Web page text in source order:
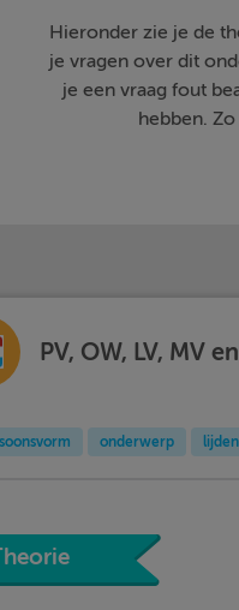
Hieronder zie je de
je vragen over dit
je een vraag fout
hebben.
PV, OW, LV, MV
onderwerp